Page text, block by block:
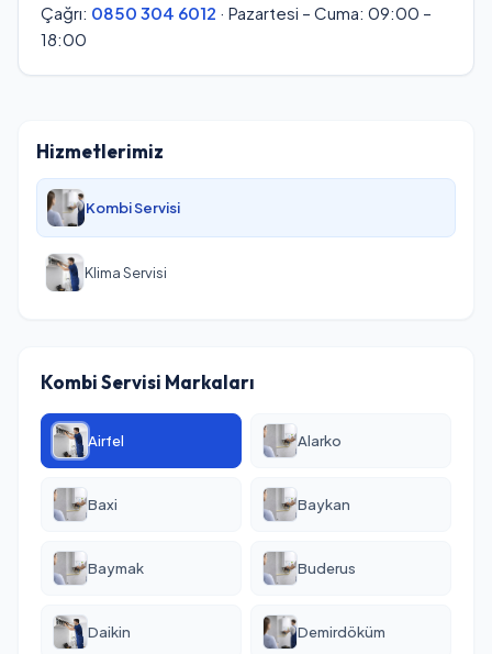
Çağrı: 0850 304 6012 · Pazartesi – Cuma: 09:00 –
18:00
Hizmetlerimiz
Kombi Servisi
Klima Servisi
Kombi Servisi Markaları
Airfel Alarko
Baxi Baykan
Baymak Buderus
Daikin Demirdöküm